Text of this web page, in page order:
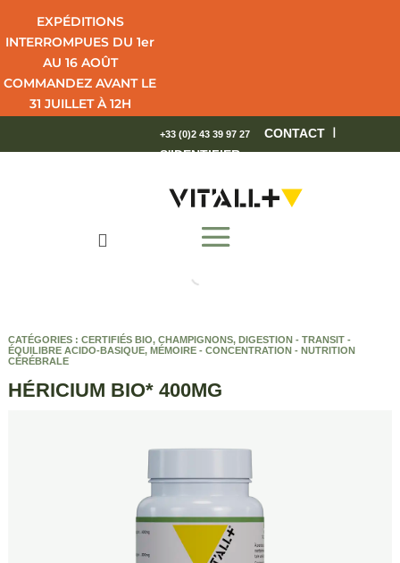
EXPÉDITIONS
INTERROMPUES DU 1er
AU 16 AOÛT
COMMANDEZ AVANT LE
31 JUILLET À 12H
+33 (0)2 43 39 97 27 CONTACT I
S'IDENTIFIER

CATÉGORIES : CERTIFIÉS BIO, CHAMPIGNONS, DIGESTION - TRANSIT -
ÉQUILIBRE ACIDO-BASIQUE, MÉMOIRE - CONCENTRATION - NUTRITION
CÉRÉBRALE
HÉRICIUM BIO* 400MG